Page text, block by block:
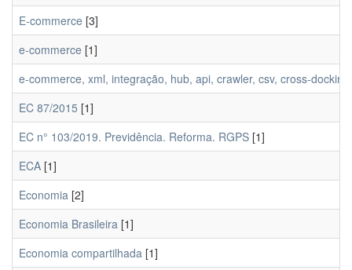
E-commerce [3]
e-commerce [1]
e-commerce, xml, integração, hub, api, crawler, csv, cross-docking.
EC 87/2015 [1]
EC n° 103/2019. Previdência. Reforma. RGPS [1]
ECA [1]
Economia [2]
Economia Brasileira [1]
Economia compartilhada [1]